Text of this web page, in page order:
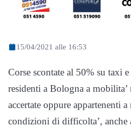
15/04/2021 alle 16:53
Corse scontate al 50% su taxi
residenti a Bologna a
accertate oppure appartenenti
condizioni di difficolta’, anche